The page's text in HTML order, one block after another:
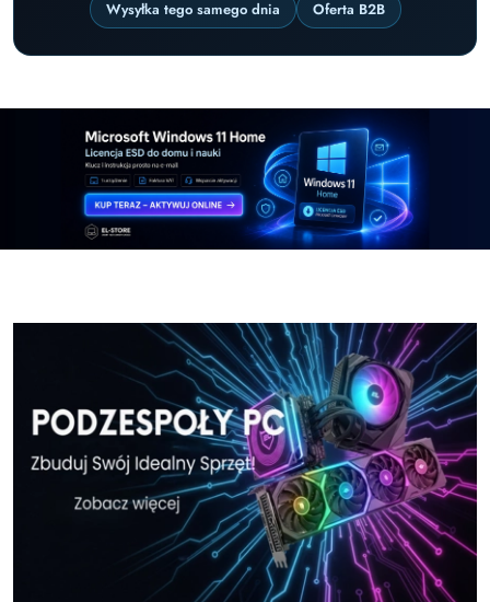
Wysyłka tego samego dnia
Oferta B2B
Pomiń karuzelę promocyjną